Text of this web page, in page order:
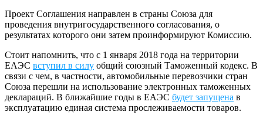
Проект Соглашения направлен в страны Союза для
проведения внутригосударственного согласования, о
результатах которого они затем проинформируют Комиссию.
Стоит напомнить, что с 1 января 2018 года на территории
ЕАЭС вступил в силу общий союзный Таможенный кодекс. В
связи с чем, в частности, автомобильные перевозчики стран
Союза перешли на использование электронных таможенных
деклараций. В ближайшие годы в ЕАЭС будет запущена в
эксплуатацию единая система прослеживаемости товаров.